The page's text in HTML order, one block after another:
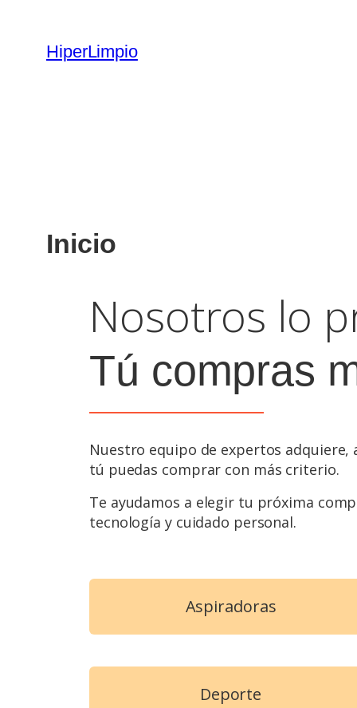
HiperLimpio
Inicio
Nosotros lo
Tú compras
Nuestro equipo de expertos
tú puedas comprar con más criterio.
Te ayudamos a elegir tu próxima
tecnología y cuidado personal.
Aspiradoras
Deporte